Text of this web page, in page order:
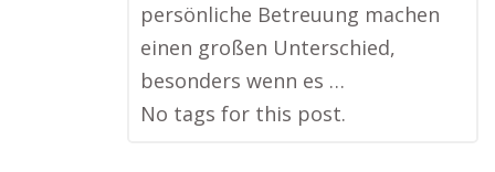
persönliche Betreuung machen
einen großen Unterschied,
besonders wenn es …
No tags for this post.